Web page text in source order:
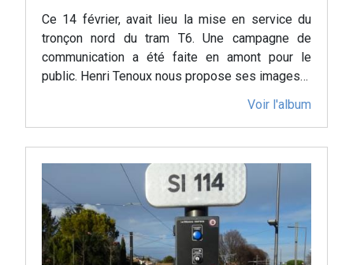
Ce 14 février, avait lieu la mise en service du
tronçon nord du tram T6. Une campagne de
communication a été faite en amont pour le
public. Henri Tenoux nous propose ses images…
Voir l'album